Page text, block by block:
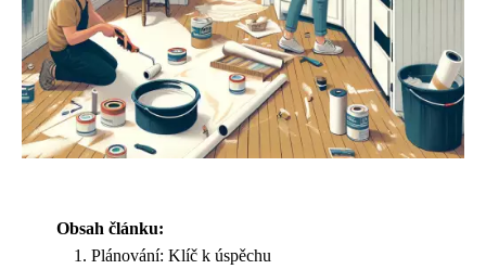
Obsah článku:
Plánování: Klíč k úspěchu